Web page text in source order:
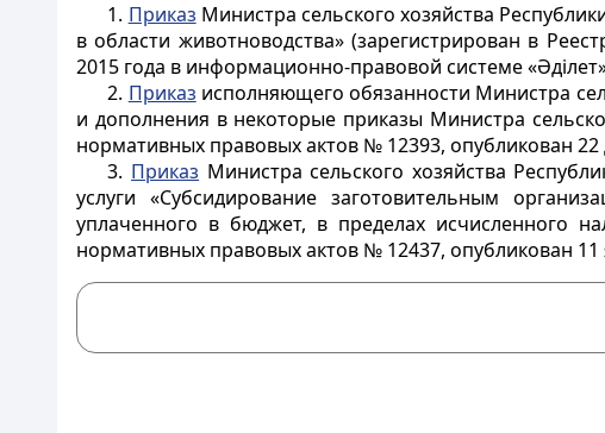
1. Приказ Министра сельского хозяйства
в области животноводства» (зарегистрирован в
2015 года в информационно-правовой системе
2. Приказ исполняющего обязанности Министра
и дополнения в некоторые приказы Министра
нормативных правовых актов № 12393, опубликован
3. Приказ Министра сельского хозяйства
услуги «Субсидирование заготовительным
уплаченного в бюджет, в пределах исчисленного
нормативных правовых актов № 12437, опубликован